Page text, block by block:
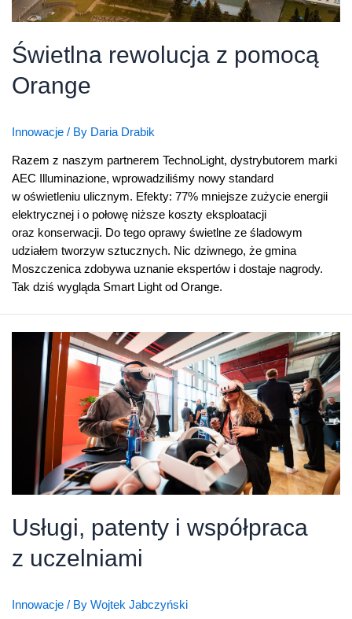
Świetlna rewolucja z pomocą
Orange
Innowacje/ By Daria Drabik
Razem z naszym partnerem TechnoLight, dystrybutorem marki
AEC Illuminazione, wprowadziliśmy nowy standard
w oświetleniu ulicznym. Efekty: 77% mniejsze zużycie energii
elektrycznej i o połowę niższe koszty eksploatacji
oraz konserwacji. Do tego oprawy świetlne ze śladowym
udziałem tworzyw sztucznych. Nic dziwnego, że gmina
Moszczenica zdobywa uznanie ekspertów i dostaje nagrody.
Tak dziś wygląda Smart Light od Orange.
Usługi, patenty i współpraca
z uczelniami
Innowacje/ By Wojtek Jabczyński